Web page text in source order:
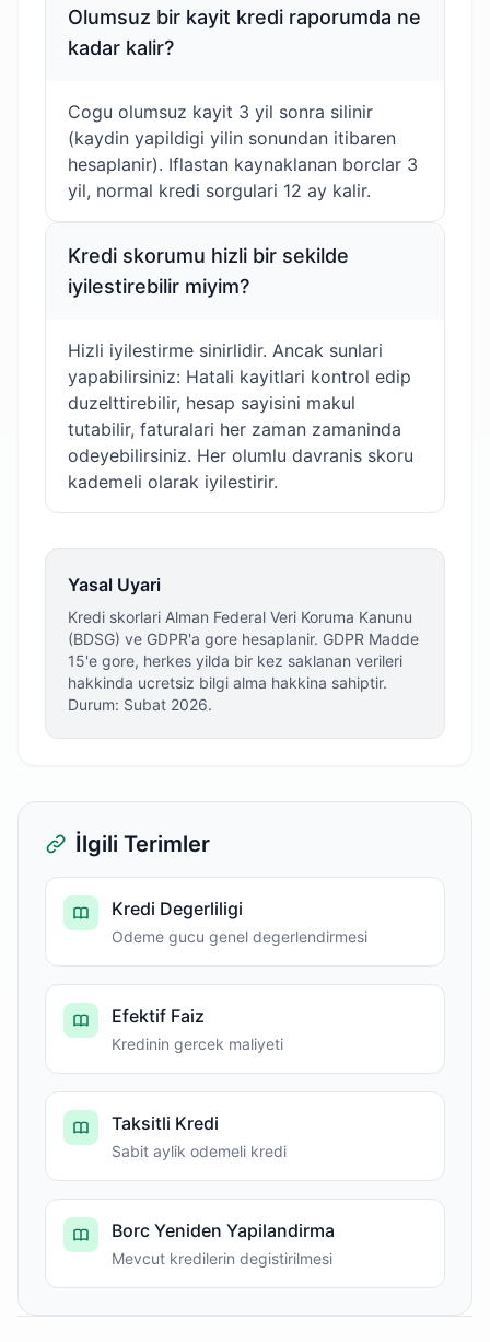
Olumsuz bir kayit kredi raporumda ne
kadar kalir?
Cogu olumsuz kayit 3 yil sonra silinir
(kaydin yapildigi yilin sonundan itibaren
hesaplanir). Iflastan kaynaklanan borclar 3
yil, normal kredi sorgulari 12 ay kalir.
Kredi skorumu hizli bir sekilde
iyilestirebilir miyim?
Hizli iyilestirme sinirlidir. Ancak sunlari
yapabilirsiniz: Hatali kayitlari kontrol edip
duzelttirebilir, hesap sayisini makul
tutabilir, faturalari her zaman zamaninda
odeyebilirsiniz. Her olumlu davranis skoru
kademeli olarak iyilestirir.
Yasal Uyari
Kredi skorlari Alman Federal Veri Koruma Kanunu
(BDSG) ve GDPR'a gore hesaplanir. GDPR Madde
15'e gore, herkes yilda bir kez saklanan verileri
hakkinda ucretsiz bilgi alma hakkina sahiptir.
Durum: Subat 2026.
İlgili Terimler
Kredi Degerliligi
Odeme gucu genel degerlendirmesi
Efektif Faiz
Kredinin gercek maliyeti
Taksitli Kredi
Sabit aylik odemeli kredi
Borc Yeniden Yapilandirma
Mevcut kredilerin degistirilmesi